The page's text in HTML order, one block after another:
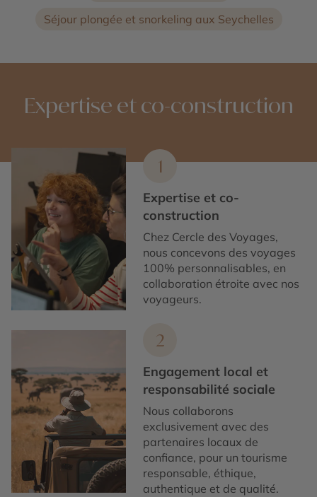
Séjour plongée et snorkeling aux Seychelles
Expertise et co-construction
1
Expertise et co-
construction
Chez Cercle des Voyages,
nous concevons des voyages
100% personnalisables, en
collaboration étroite avec nos
voyageurs.
2
Engagement local et
responsabilité sociale
Nous collaborons
exclusivement avec des
partenaires locaux de
confiance, pour un tourisme
responsable, éthique,
authentique et de qualité.